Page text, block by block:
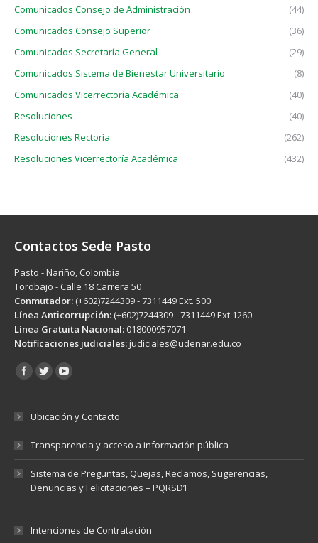
Comunicados Consejo de Administración
(44)
Comunicados Consejo Superior
(36)
Comunicados Secretaría General
(29)
Comunicados Sistema de Bienestar Universitario
(8)
Comunicados Vicerrectoría Académica
(40)
Resoluciones
(40)
Resoluciones Rectoría
(262)
Resoluciones Vicerrectoría Académica
(432)
Contactos Sede Pasto
Pasto - Nariño, Colombia
Torobajo - Calle 18 Carrera 50
Conmutador: (+602)7244309 - 7311449 Ext. 500
Línea Anticorrupción: (+602)7244309 - 7311449 Ext.1260
Línea Gratuita Nacional: 018000957071
Notificaciones judiciales:judiciales@udenar.edu.co
Encuéntranos en:
Ubicación y Contacto
Transparencia y acceso a información pública
Sistema de Preguntas, Quejas, Reclamos, Sugerencias,
Denuncias y Felicitaciones – PQRSD’F
Intenciones de Contratación